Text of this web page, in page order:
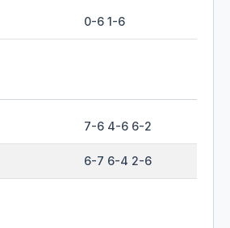
0-6 1-6
7-6 4-6 6-2
6-7 6-4 2-6